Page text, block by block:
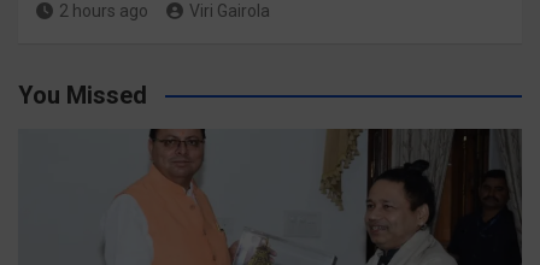
2 hours ago Viri Gairola
You Missed